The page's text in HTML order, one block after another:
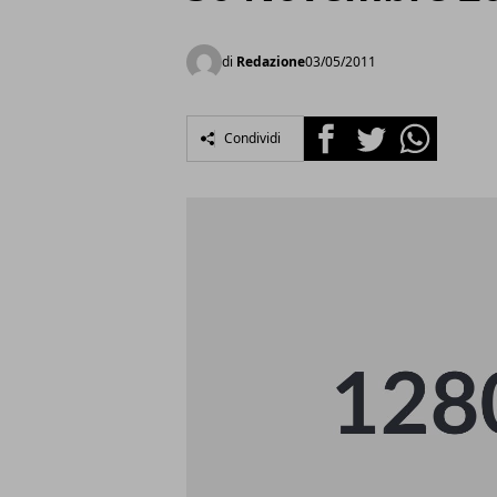
di Redazione03/05/2011
Condividi FacebookTwitterWhatsapp